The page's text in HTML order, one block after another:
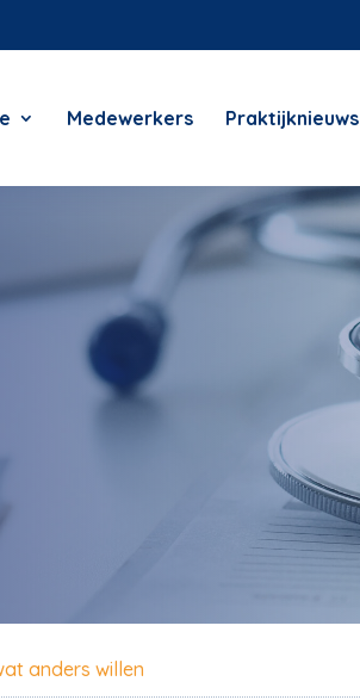
Medewerkers Praktijknieuws
anders willen